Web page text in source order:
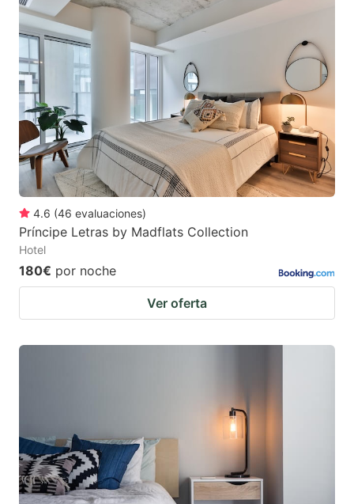
4.6 (46 evaluaciones)
Príncipe Letras by Madflats Collection
Hotel
180€ por noche
Ver oferta